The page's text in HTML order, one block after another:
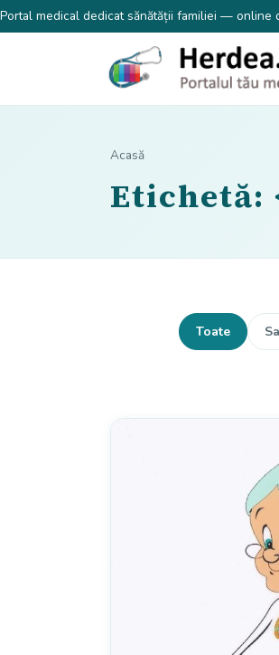
Portal medical dedicat sănătății familiei — online
Acasă
Etichetă:
Toate